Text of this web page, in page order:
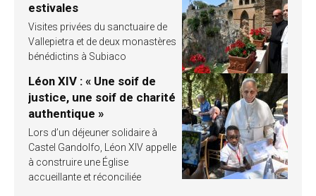
estivales
Visites privées du sanctuaire de
Vallepietra et de deux monastères
bénédictins à Subiaco
Léon XIV : « Une soif de
justice, une soif de charité
authentique »
Lors d’un déjeuner solidaire à
Castel Gandolfo, Léon XIV appelle
à construire une Église
accueillante et réconciliée